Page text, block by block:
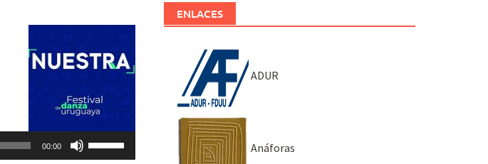
arriba/abajo
para
o
el
volumen.
00:00
ENLACES
ADUR
Anáforas